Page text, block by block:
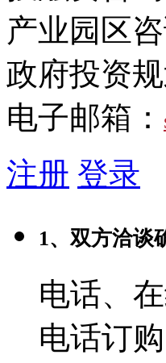
产业园区
政府投资
电子邮箱：
注册 登录
1、双方洽谈
电话、
电话订